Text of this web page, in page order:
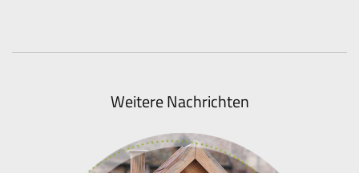
Weitere Nachrichten